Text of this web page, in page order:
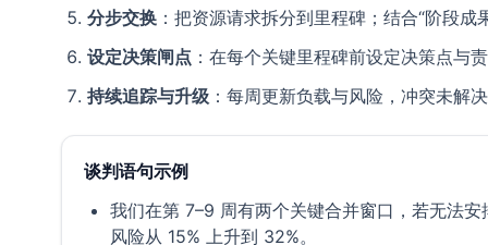
分步交换 ：把资源请求拆分到里程碑；结合“阶段成
设定决策闸点 ：在每个关键里程碑前设定决策点与
持续追踪与升级 ：每周更新负载与风险，冲突未解
谈判语句示例
我们在第 7–9 周有两个关键合并窗口，若无法
风险从 15% 上升到 32%。